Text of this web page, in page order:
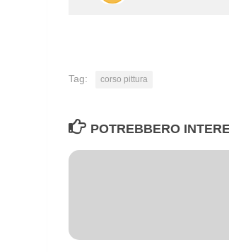
Tag: corso pittura
POTREBBERO